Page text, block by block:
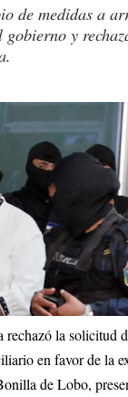
de medidas a
gobierno y
rechazó la solicitud
en favor de la
de Lobo,